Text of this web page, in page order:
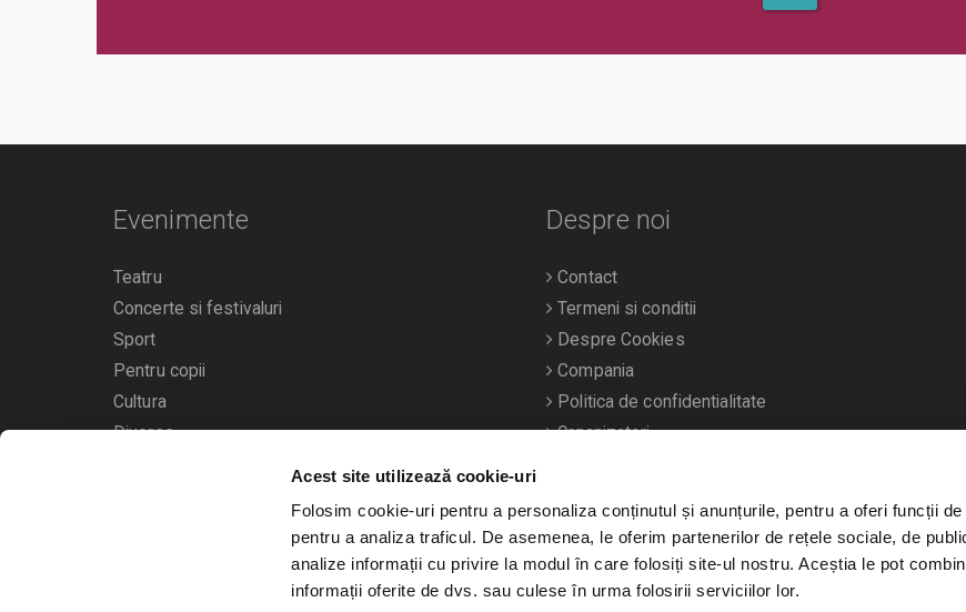
Acest site utilizează cookie-uri
Folosim cookie-uri pentru a personaliza conținutul și anunțurile, pentru a oferi funcții
pentru a analiza traficul. De asemenea, le oferim partenerilor de rețele sociale, de
analize informații cu privire la modul în care folosiți site-ul nostru. Aceștia le pot
informații oferite de dvs. sau culese în urma folosirii serviciilor lor.
Evenimente
Teatru
Concerte si festivaluri
Sport
Pentru copii
Cultura
Diverse
Calendarul evenimentelor
Despre noi
Contact
Termeni si conditii
Despre Cookies
Compania
Politica de confidentialitate
Organizatori